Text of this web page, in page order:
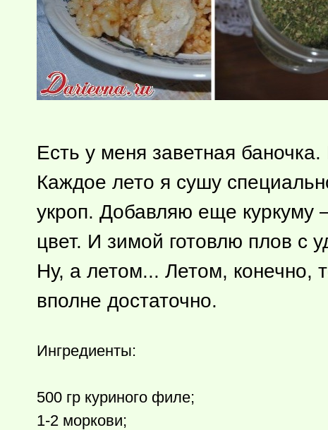
Есть у меня заветная
Каждое лето я сушу
укроп. Добавляю еще куркуму
цвет. И зимой готовлю плов с
Ну, а летом... Летом, конечно,
вполне достаточно.
Ингредиент­ы:
500 гр куриного филе;
1-2 моркови;